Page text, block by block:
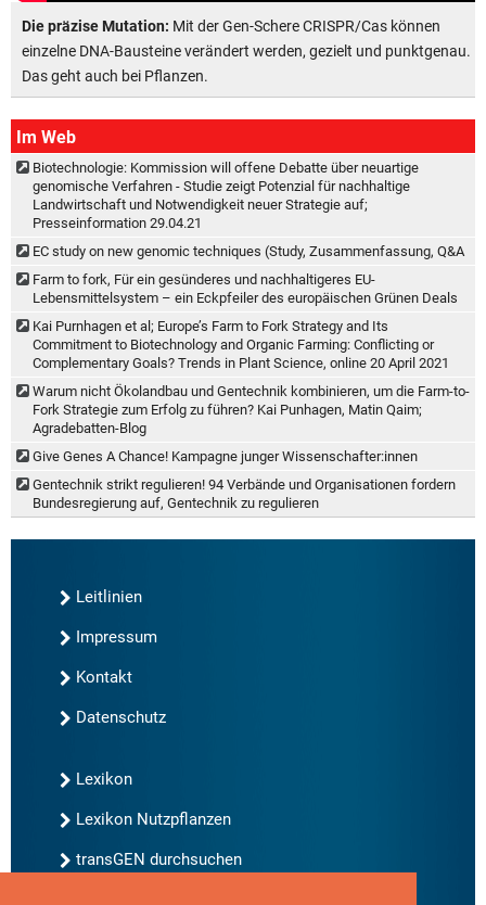
Die präzise Mutation: Mit der Gen-Schere CRISPR/Cas können
einzelne DNA-Bausteine verändert werden, gezielt und punktgenau.
Das geht auch bei Pflanzen.
Im Web
Biotechnologie: Kommission will offene Debatte über neuartige
genomische Verfahren - Studie zeigt Potenzial für nachhaltige
Landwirtschaft und Notwendigkeit neuer Strategie auf;
Presseinformation 29.04.21
EC study on new genomic techniques (Study, Zusammenfassung, Q&A
Farm to fork, Für ein gesünderes und nachhaltigeres EU-
Lebensmittelsystem – ein Eckpfeiler des europäischen Grünen Deals
Kai Purnhagen et al; Europe’s Farm to Fork Strategy and Its
Commitment to Biotechnology and Organic Farming: Conflicting or
Complementary Goals? Trends in Plant Science, online 20 April 2021
Warum nicht Ökolandbau und Gentechnik kombinieren, um die Farm-to-
Fork Strategie zum Erfolg zu führen? Kai Punhagen, Matin Qaim;
Agradebatten-Blog
Give Genes A Chance! Kampagne junger Wissenschafter:innen
Gentechnik strikt regulieren! 94 Verbände und Organisationen fordern
Bundesregierung auf, Gentechnik zu regulieren
Leitlinien
Impressum
Kontakt
Datenschutz
Lexikon
Lexikon Nutzpflanzen
transGEN durchsuchen